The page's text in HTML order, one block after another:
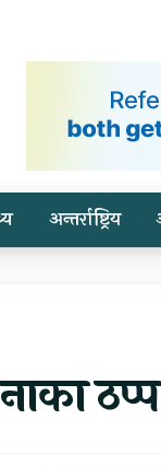
अन्तर्राष्ट्रिय
ठप्प